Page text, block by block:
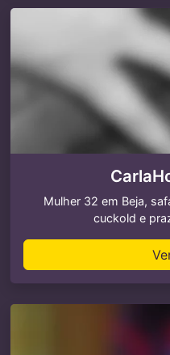
Mulher 32 em Beja,
cuckold e